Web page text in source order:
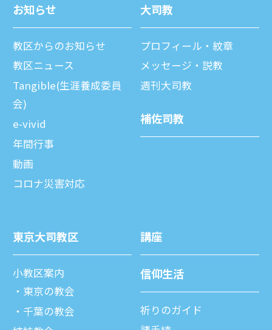
お知らせ
教区からのお知らせ
教区ニュース
Tangible(生涯養成委員
会)
e-vivid
年間⾏事
動画
コロナ災害対応
⼤司教
プロフィール・紋章
メッセージ・説教
週刊⼤司教
補佐司教
東京⼤司教区
⼩教区案内
東京の教会
千葉の教会
講座
信仰⽣活
祈りのガイド